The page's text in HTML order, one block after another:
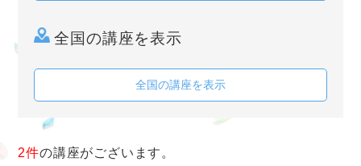
全国の講座を表示
全国の講座を表示
2件の講座がございます。